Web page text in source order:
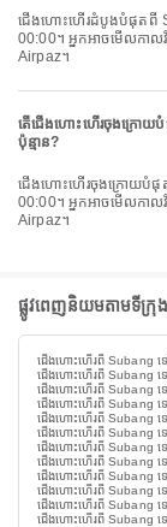
ជើងហោះហើរដំបូងបំផុតពី Subang ទៅ Bali Denpasar ជាមួយ ចេញដំណើរនៅម៉ោង
00:00។ អ្នកអាចមើលកាល
Airpaz។
តើជើងហោះហើរចុងក្រោយ
ប៉ុន្មាន?
ជើងហោះហើរចុងក្រោយបំផុតពី Subang ទៅ Bali Denpasar ជាមួយ ចេញដំណើរនៅម៉ោង
00:00។ អ្នកអាចមើលកាល
Airpaz។
ផ្លូវពេញនិយមតាមទីក្
ជើងហោះហើរពី Subang
ជើងហោះហើរពី Subang
ជើងហោះហើរពី Subang
ជើងហោះហើរពី Subang
ជើងហោះហើរពី Subang
ជើងហោះហើរពី Subang
ជើងហោះហើរពី Subang
ជើងហោះហើរពី Subang
ជើងហោះហើរពី Subang
ជើងហោះហើរពី Subang
ជើងហោះហើរពី Subang
ជើងហោះហើរពី Subang